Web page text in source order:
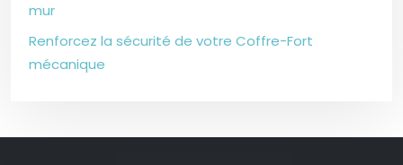
mur
Renforcez la sécurité de votre Coffre-Fort
mécanique